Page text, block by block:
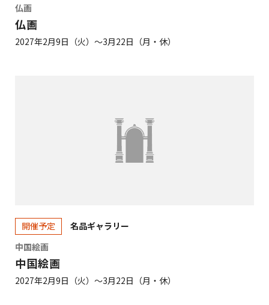
仏画
仏画
2027年2月9日（火）～3月22日（月・休）
開催予定
名品ギャラリー
中国絵画
中国絵画
2027年2月9日（火）～3月22日（月・休）